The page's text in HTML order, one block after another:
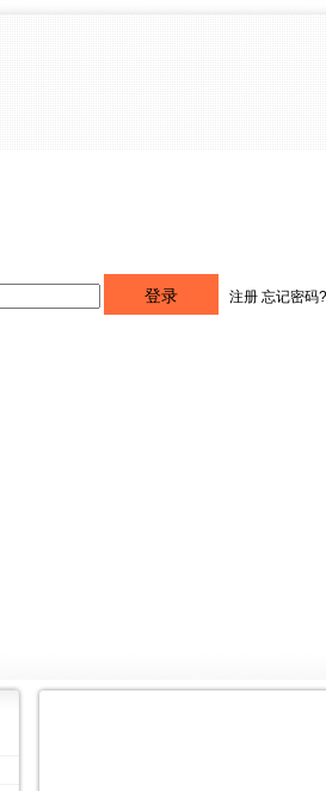
注册 忘记密码?